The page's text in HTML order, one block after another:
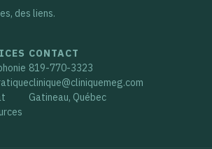
des liens.
CONTACT
819-770-3323
clinique@cliniquemeg.com
Gatineau, Québec